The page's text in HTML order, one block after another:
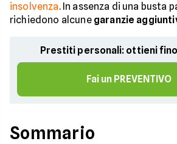
insolvenza. In assenza di una busta
richiedono alcune garanzie
Prestiti personali: ottieni
Fai un PREVENTIVO
Sommario